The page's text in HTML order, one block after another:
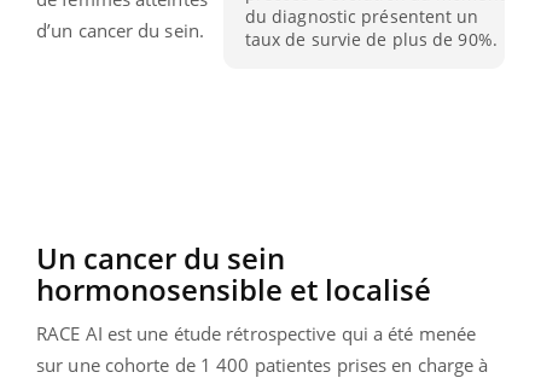
du diagnostic présentent un
taux de survie de plus de 90%.
d’un cancer du sein.
Un cancer du sein
hormonosensible et localisé
RACE AI est une étude rétrospective qui a été menée
sur une cohorte de 1 400 patientes prises en charge à